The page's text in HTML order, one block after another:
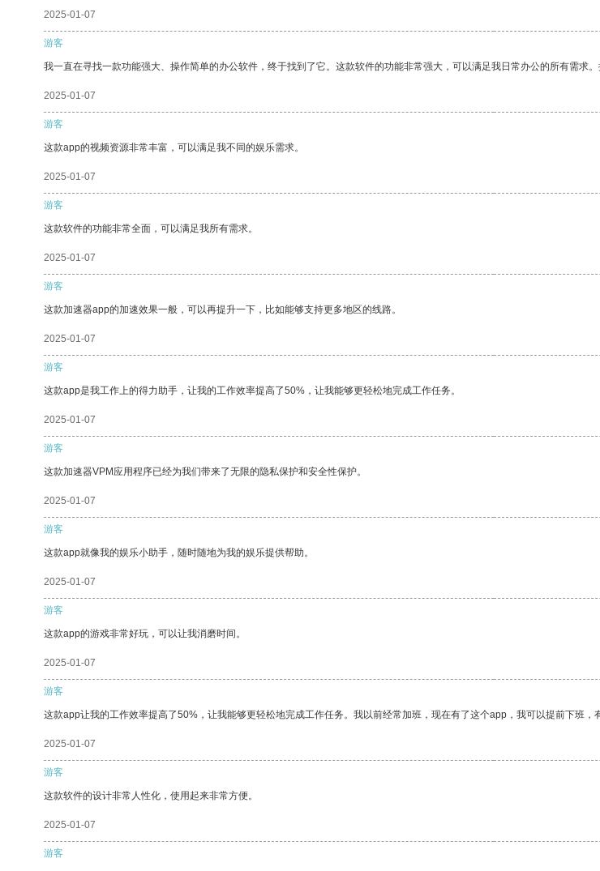
2025-01-07
游客
我一直在寻找一款功能强大、操作简单的办公软件，终于找到了它。这款软件的功能非常强大，可以满足我日常办公的所有需求
2025-01-07
游客
这款app的视频资源非常丰富，可以满足我不同的娱乐需求。
2025-01-07
游客
这款软件的功能非常全面，可以满足我所有需求。
2025-01-07
游客
这款加速器app的加速效果一般，可以再提升一下，比如能够支持更多地区的线路。
2025-01-07
游客
这款app是我工作上的得力助手，让我的工作效率提高了50%，让我能够更轻松地完成工作任务。
2025-01-07
游客
这款加速器VPM应用程序已经为我们带来了无限的隐私保护和安全性保护。
2025-01-07
游客
这款app就像我的娱乐小助手，随时随地为我的娱乐提供帮助。
2025-01-07
游客
这款app的游戏非常好玩，可以让我消磨时间。
2025-01-07
游客
这款app让我的工作效率提高了50%，让我能够更轻松地完成工作任务。我以前经常加班，现在有了这个app，我可以提前下班，
2025-01-07
游客
这款软件的设计非常人性化，使用起来非常方便。
2025-01-07
游客